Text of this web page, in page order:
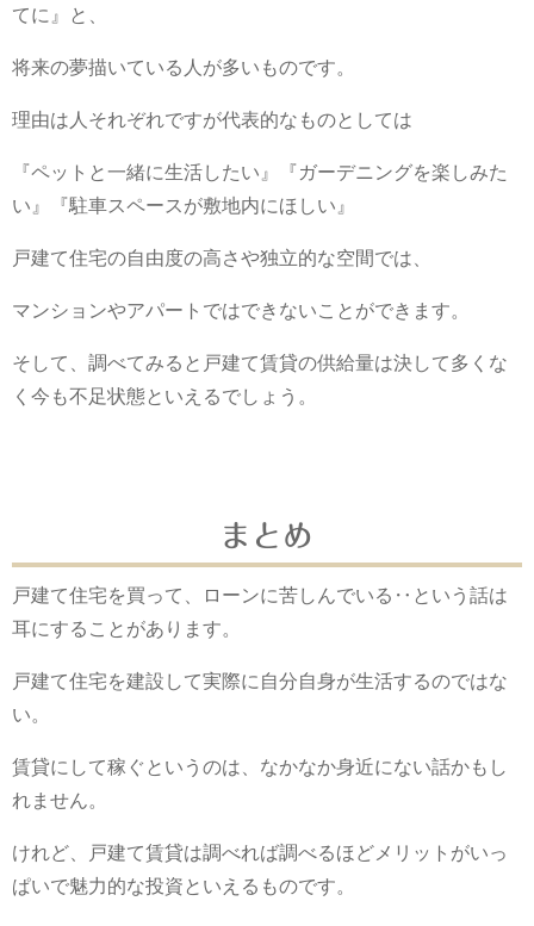
てに』と、
将来の夢描いている人が多いものです。
理由は人それぞれですが代表的なものとしては
『ペットと一緒に生活したい』『ガーデニングを楽しみた
い』『駐車スペースが敷地内にほしい』
戸建て住宅の自由度の高さや独立的な空間では、
マンションやアパートではできないことができます。
そして、調べてみると戸建て賃貸の供給量は決して多くな
く今も不足状態といえるでしょう。
まとめ
戸建て住宅を買って、ローンに苦しんでいる‥という話は
耳にすることがあります。
戸建て住宅を建設して実際に自分自身が生活するのではな
い。
賃貸にして稼ぐというのは、なかなか身近にない話かもし
れません。
けれど、戸建て賃貸は調べれば調べるほどメリットがいっ
ぱいで魅力的な投資といえるものです。